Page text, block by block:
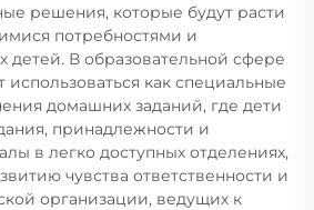
решения, которые будут расти
потребностями и
детей. В образовательной сфере
использоваться как специальные
домашних заданий, где дети
принадлежности и
в легко доступных отделениях,
чувства ответственности и
организации, ведущих к